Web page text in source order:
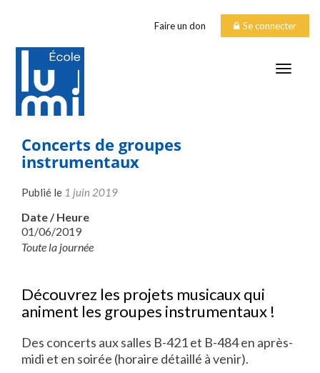
Faire un don Se connecter
Concerts de groupes
instrumentaux
Publié le 1 juin 2019
Date / Heure
01/06/2019
Toute la journée
Découvrez les projets musicaux qui
animent les groupes instrumentaux !
Des concerts aux salles B-421 et B-484 en après-
midi et en soirée (horaire détaillé à venir).